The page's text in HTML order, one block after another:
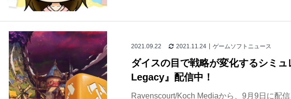
2021.09.22 2021.11.24 ゲームソフトニュース
ダイスの目で戦略が変化するシミ
Legacy』配信中！
Ravenscourt/Koch Mediaから、9月9日に配